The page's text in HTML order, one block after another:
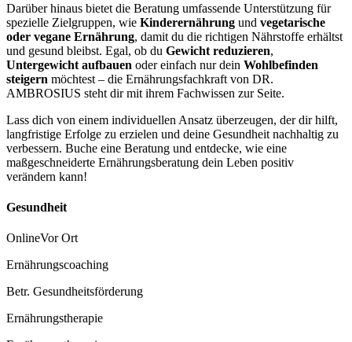
Darüber hinaus bietet die Beratung umfassende Unterstützung für
spezielle Zielgruppen, wie Kinderernährung und vegetarische
oder vegane Ernährung, damit du die richtigen Nährstoffe erhältst
und gesund bleibst. Egal, ob du Gewicht reduzieren,
Untergewicht aufbauen oder einfach nur dein Wohlbefinden
steigern möchtest – die Ernährungsfachkraft von DR.
AMBROSIUS steht dir mit ihrem Fachwissen zur Seite.
Lass dich von einem individuellen Ansatz überzeugen, der dir hilft,
langfristige Erfolge zu erzielen und deine Gesundheit nachhaltig zu
verbessern. Buche eine Beratung und entdecke, wie eine
maßgeschneiderte Ernährungsberatung dein Leben positiv
verändern kann!
Gesundheit
OnlineVor Ort
Ernährungscoaching
Betr. Gesundheitsförderung
Ernährungstherapie